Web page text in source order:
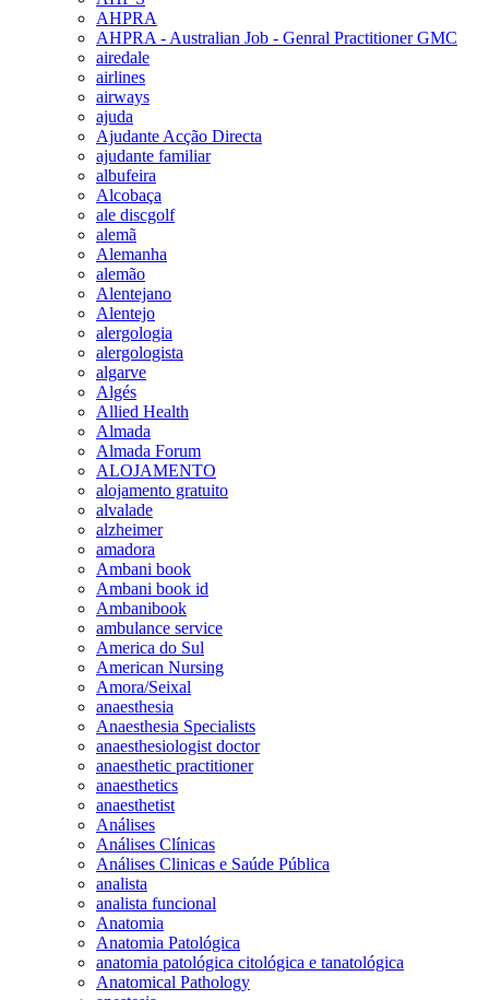
AHPRA
AHPRA - Australian Job - Genral Practitioner GMC
airedale
airlines
airways
ajuda
Ajudante Acção Directa
ajudante familiar
albufeira
Alcobaça
ale discgolf
alemã
Alemanha
alemão
Alentejano
Alentejo
alergologia
alergologista
algarve
Algés
Allied Health
Almada
Almada Forum
ALOJAMENTO
alojamento gratuito
alvalade
alzheimer
amadora
Ambani book
Ambani book id
Ambanibook
ambulance service
America do Sul
American Nursing
Amora/Seixal
anaesthesia
Anaesthesia Specialists
anaesthesiologist doctor
anaesthetic practitioner
anaesthetics
anaesthetist
Análises
Análises Clínicas
Análises Clinicas e Saúde Pública
analista
analista funcional
Anatomia
Anatomia Patológica
anatomia patológica citológica e tanatológica
Anatomical Pathology